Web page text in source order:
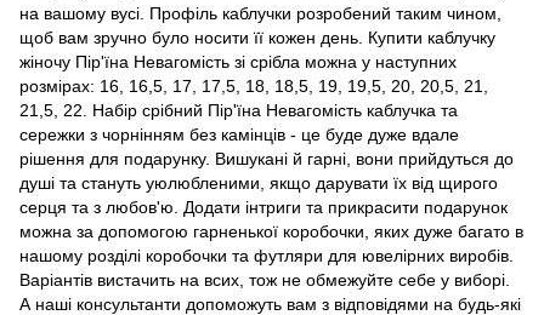
на вашому вусі. Профіль каблучки розробений таким чином,
щоб вам зручно було носити її кожен день. Купити каблучку
жіночу Пір'їна Невагомість зі срібла можна у наступних
розмірах: 16, 16,5, 17, 17,5, 18, 18,5, 19, 19,5, 20, 20,5, 21,
21,5, 22. Набір срібний Пір'їна Невагомість каблучка та
сережки з чорнінням без камінців - це буде дуже вдале
рішення для подарунку. Вишукані й гарні, вони прийдуться до
душі та стануть уюлюбленими, якщо дарувати їх від щирого
серця та з любов'ю. Додати інтриги та прикрасити подарунок
можна за допомогою гарненької коробочки, яких дуже багато в
нашому розділі коробочки та футляри для ювелірних виробів.
Варіантів вистачить на всих, тож не обмежуйте себе у виборі.
А наші консультанти допоможуть вам з відповідями на будь-які